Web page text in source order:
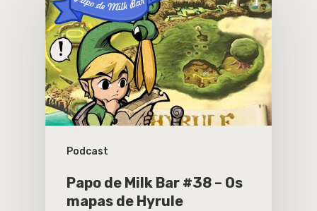
Podcast
Papo de Milk Bar #38 – Os
mapas de Hyrule